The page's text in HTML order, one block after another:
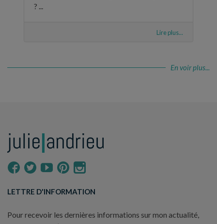
? ...
Lire plus...
En voir plus...
LETTRE D'INFORMATION
Pour recevoir les dernières informations sur mon actualité,